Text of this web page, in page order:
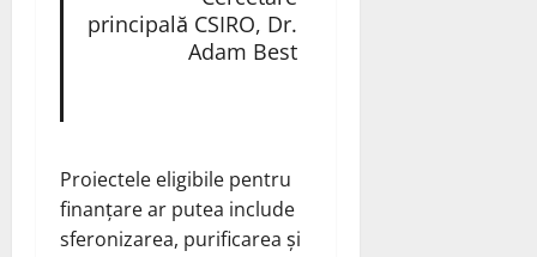
principală CSIRO, Dr.
Adam Best
Proiectele eligibile pentru
finanțare ar putea include
sferonizarea, purificarea și